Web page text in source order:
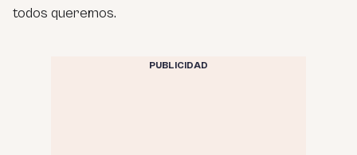
todos queremos.
PUBLICIDAD